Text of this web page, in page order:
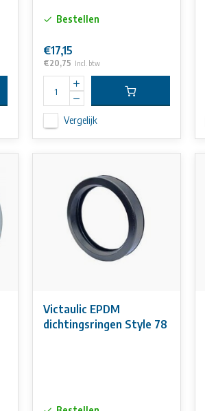
Bestellen
€17,15
€20,75 Incl. btw
Vergelijk
Victaulic EPDM
dichtingsringen Style 78